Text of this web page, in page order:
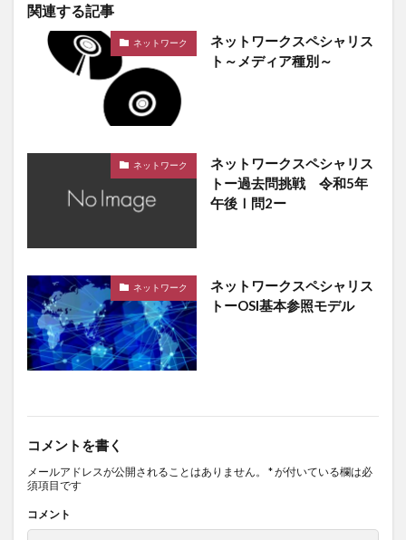
関連する記事
ネットワーク
ネットワークスペシャリス
ト～メディア種別～
ネットワーク
ネットワークスペシャリス
トー過去問挑戦 令和5年
午後Ⅰ問2ー
ネットワーク
ネットワークスペシャリス
トーOSI基本参照モデル
コメントを書く
メールアドレスが公開されることはありません。 *が付いている欄は必
須項目です
コメント